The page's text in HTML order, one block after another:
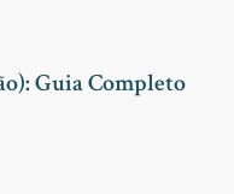
Guia Completo